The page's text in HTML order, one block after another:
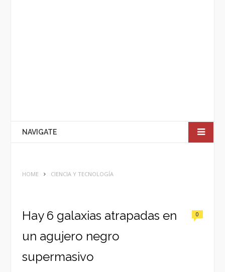
NAVIGATE
HOME CIENCIA Y TECNOLOGÍA
Hay 6 galaxias atrapadas en
un agujero negro
supermasivo
0